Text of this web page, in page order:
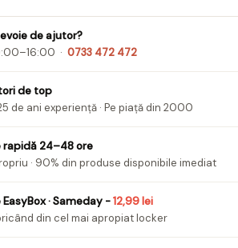
plastilina
copii
de ajutor?
· 0733 472 472
de top
de ani experiență · Pe piață din 2000
rapidă 24–48 ore
· 90% din produse disponibile imediat
· Sameday -12,99 lei
din cel mai apropiat locker